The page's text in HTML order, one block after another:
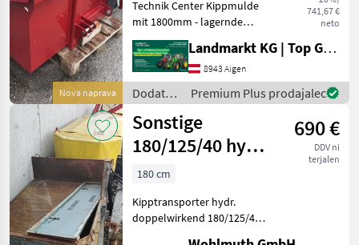
Nova naprava
741,67 €
neto
Technik Center Kippmulde
mit 1800mm - lagernde
Ausstellungsmaschine -
Mechanisch Kippbar -
Bordwandschwenkvorrichtung
- Dreipunktanbau -
Abmessungen 1800 x 7
Landmarkt KG | Top Gebrauchtmaschinen Zentrum
8943 Aigen
Dodatna
oprema
za
traktorje
/
Sonstige
Premium Plus prodajalec
Sonstige
180/125/40 hydr.
DW
690 €
DDV ni
terjalen
180 cm
Kipptransporter hydr.
doppelwirkend 180/125/40